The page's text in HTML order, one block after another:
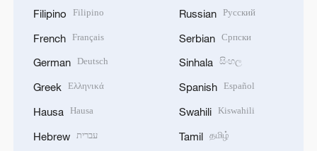
Filipino Filipino
French Français
German Deutsch
Greek Ελληνικά
Hausa Hausa
Hebrew עברית
Russian Русский
Serbian Српски
Sinhala සිංහල
Spanish Español
Swahili Kiswahili
Tamil தமிழ்